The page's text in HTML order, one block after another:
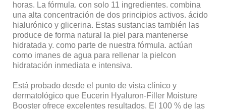
horas. La fórmula. con solo 11 ingredientes. combina
una alta concentración de dos principios activos. ácido
hialurónico y glicerina. Estas sustancias también las
produce de forma natural la piel para mantenerse
hidratada y. como parte de nuestra fórmula. actúan
como imanes de agua para rellenar la pielcon
hidratación inmediata e intensiva.
Está probado desde el punto de vista clínico y
dermatológico que Eucerin Hyaluron-Filler Moisture
Booster ofrece excelentes resultados. El 100 % de las